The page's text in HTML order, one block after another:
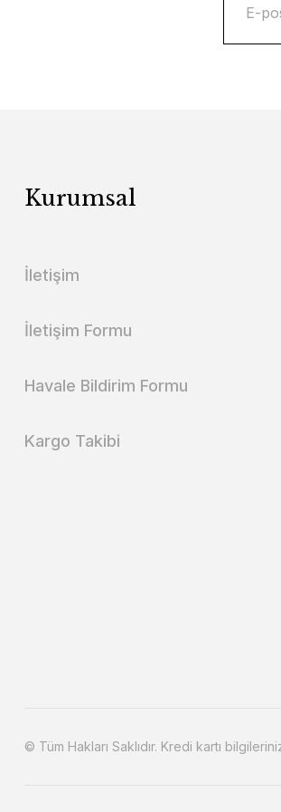
Kurumsal
İletişim
İletişim Formu
Havale Bildirim Formu
Kargo Takibi
© Tüm Hakları Saklıdır. Kredi kartı